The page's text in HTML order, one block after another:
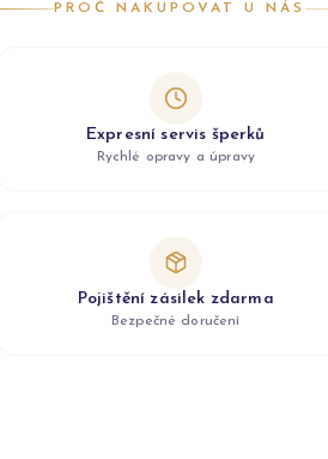
PROČ NAKUPOVAT U NÁS
Expresní servis šperků
Rychlé opravy a úpravy
Pojištění zásilek zdarma
Bezpečné doručení